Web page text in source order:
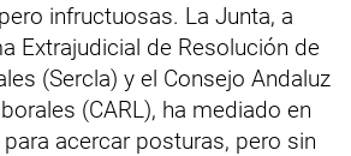
infructuosas. La Junta, a
Extrajudicial de Resolución de
(Sercla) y el Consejo Andaluz
(CARL), ha mediado en
acercar posturas, pero sin